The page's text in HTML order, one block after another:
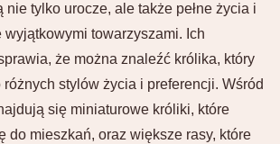
tylko urocze, ale także pełne życia i
towarzyszami. Ich
że można znaleźć królika, który
stylów życia i preferencji. Wśród
się miniaturowe króliki, które
do mieszkań, oraz większe rasy, które